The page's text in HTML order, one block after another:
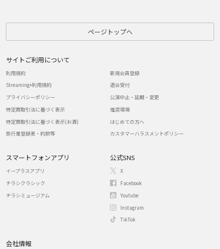
ページトップへ
サイトご利用について
利用規約
Streaming+利用規約
プライバシーポリシー
特定商取引法に基づく表示
特定商取引法に基づく表示(お酒)
旅行業登録表・約款等
新規会員登録
退会受付
公演中止・延期・変更
推奨環境
はじめての方へ
カスタマーハラスメントポリシー
スマートフォンアプリ
イープラスアプリ
チラシクラシック
チラシミュージアム
公式SNS
X
Facebook
Youtube
Instagram
TikTok
会社情報